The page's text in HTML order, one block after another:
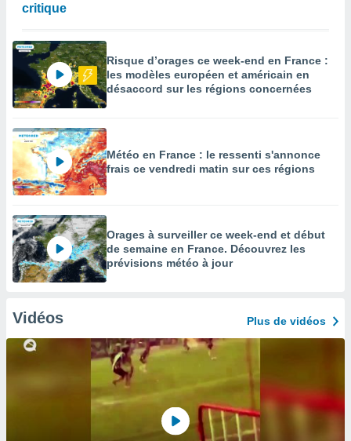
critique
Risque d’orages ce week-end en France :
les modèles européen et américain en
désaccord sur les régions concernées
Météo en France : le ressenti s'annonce
frais ce vendredi matin sur ces régions
Orages à surveiller ce week-end et début
de semaine en France. Découvrez les
prévisions météo à jour
Vidéos Plus de vidéos